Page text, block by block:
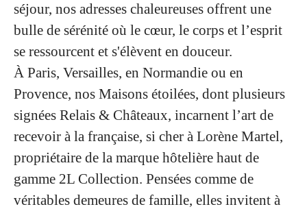
séjour, nos adresses chaleureuses offrent une
bulle de sérénité où le cœur, le corps et l’esprit
se ressourcent et s'élèvent en douceur.
À Paris, Versailles, en Normandie ou en
Provence, nos Maisons étoilées, dont plusieurs
signées Relais & Châteaux, incarnent l’art de
recevoir à la française, si cher à Lorène Martel,
propriétaire de la marque hôtelière haut de
gamme 2L Collection. Pensées comme de
véritables demeures de famille, elles invitent à